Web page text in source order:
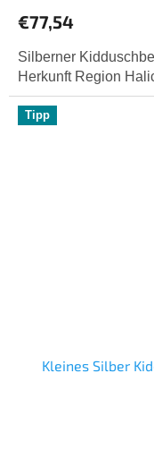
€77,54
Silberner
Herkunft Region
Tipp
Kleines Silber